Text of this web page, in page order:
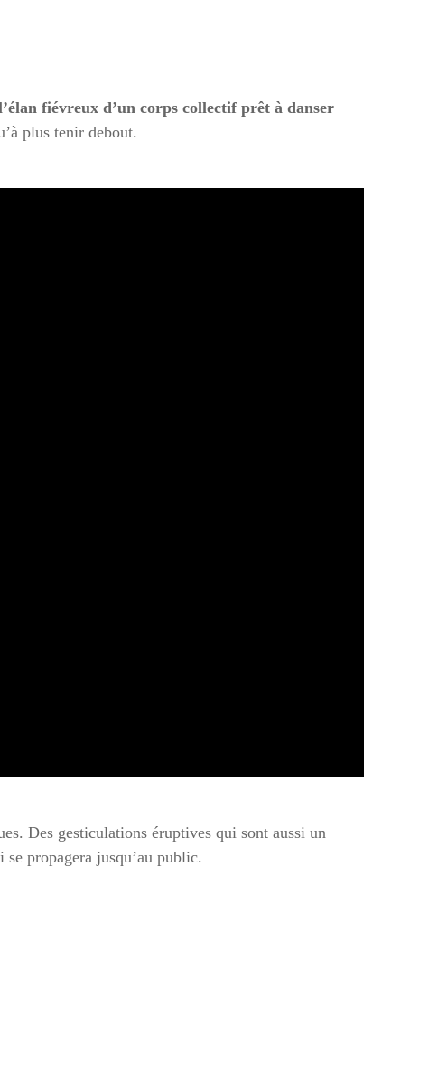
fiévreux d’un corps collectif prêt à danser
plus tenir debout.
Des gesticulations éruptives qui sont aussi un
propagera jusqu’au public.